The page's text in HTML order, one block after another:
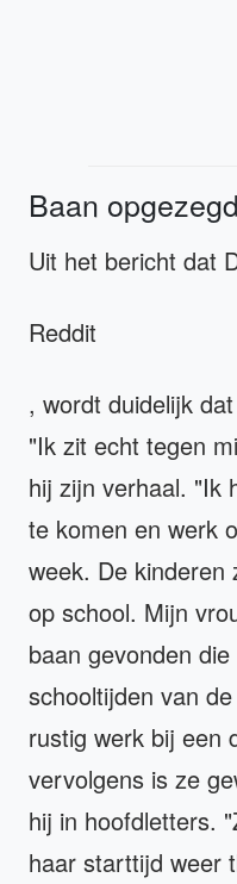
Baan opgezegd
Uit het bericht dat
Reddit
, wordt duidelijk
"Ik zit echt tegen
hij zijn verhaal. "Ik
te komen en werk
week. De
op school. Mijn
baan gevonden
schooltijden van
rustig werk bij een
vervolgens is ze
hij in hoofdletters.
haar starttijd weer